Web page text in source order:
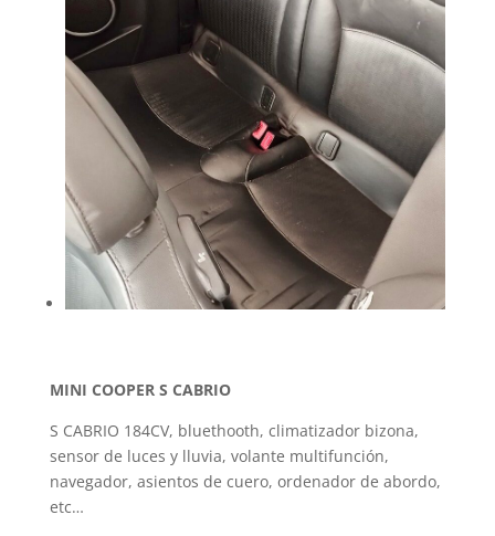
MINI COOPER S CABRIO
S CABRIO 184CV, bluethooth, climatizador bizona,
sensor de luces y lluvia, volante multifunción,
navegador, asientos de cuero, ordenador de abordo,
etc…